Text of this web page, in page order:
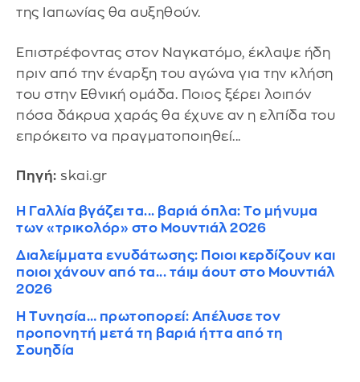
της Ιαπωνίας θα αυξηθούν.
Επιστρέφοντας στον Ναγκατόμο, έκλαψε ήδη
πριν από την έναρξη του αγώνα για την κλήση
του στην Εθνική ομάδα. Ποιος ξέρει λοιπόν
πόσα δάκρυα χαράς θα έχυνε αν η ελπίδα του
επρόκειτο να πραγματοποιηθεί...
Πηγή: skai.gr
Η Γαλλία βγάζει τα... βαριά όπλα: Το μήνυμα
των «τρικολόρ» στο Μουντιάλ 2026
Διαλείμματα ενυδάτωσης: Ποιοι κερδίζουν και
ποιοι χάνουν από τα... τάιμ άουτ στο Μουντιάλ
2026
Η Τυνησία… πρωτοπορεί: Απέλυσε τον
προπονητή μετά τη βαριά ήττα από τη
Σουηδία